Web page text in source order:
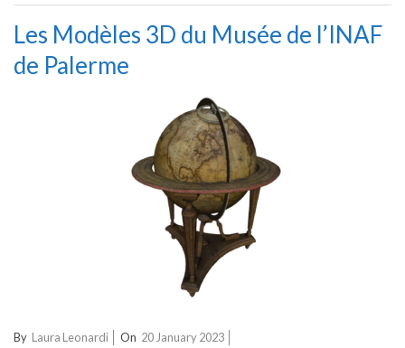
Les Modèles 3D du Musée de l’INAF
de Palerme
2023-
By Laura Leonardi On 20 January 2023